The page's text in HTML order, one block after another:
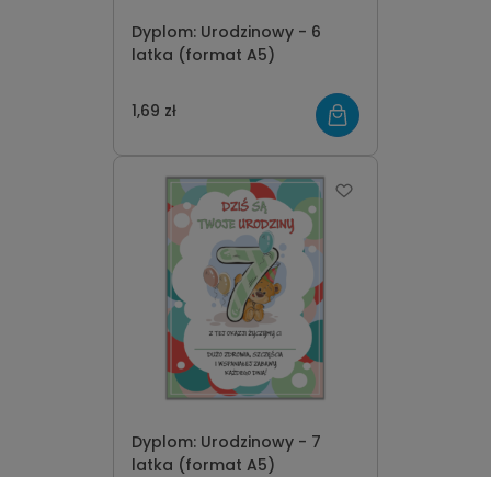
Dyplom: Urodzinowy - 6
latka (format A5)
1,69 zł
Dyplom: Urodzinowy - 7
latka (format A5)